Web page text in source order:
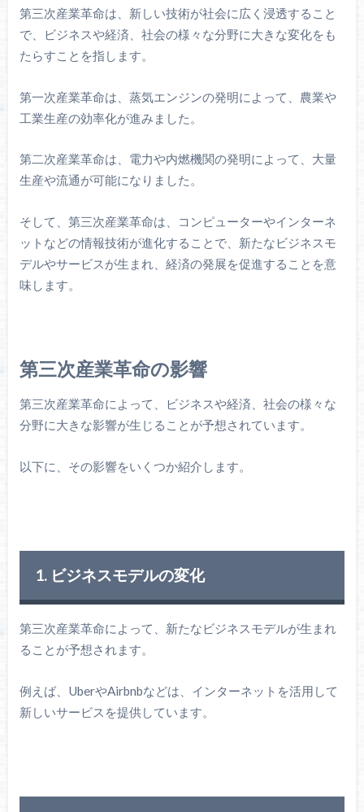
第三次産業革命は、新しい技術が社会に広く浸透すること
で、ビジネスや経済、社会の様々な分野に大きな変化をも
たらすことを指します。
第一次産業革命は、蒸気エンジンの発明によって、農業や
工業生産の効率化が進みました。
第二次産業革命は、電力や内燃機関の発明によって、大量
生産や流通が可能になりました。
そして、第三次産業革命は、コンピューターやインターネ
ットなどの情報技術が進化することで、新たなビジネスモ
デルやサービスが生まれ、経済の発展を促進することを意
味します。
第三次産業革命の影響
第三次産業革命によって、ビジネスや経済、社会の様々な
分野に大きな影響が生じることが予想されています。
以下に、その影響をいくつか紹介します。
1. ビジネスモデルの変化
第三次産業革命によって、新たなビジネスモデルが生まれ
ることが予想されます。
例えば、UberやAirbnbなどは、インターネットを活用して
新しいサービスを提供しています。